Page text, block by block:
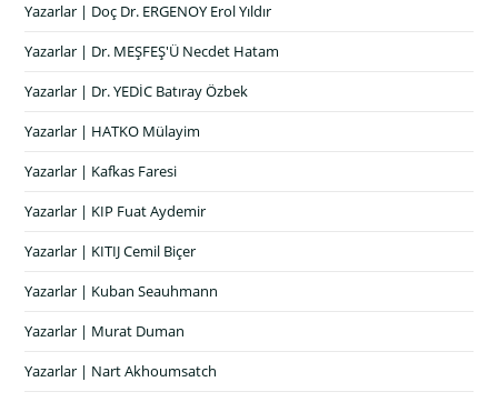
Yazarlar | Doç Dr. ERGENOY Erol Yıldır
Yazarlar | Dr. MEŞFEŞ'Ü Necdet Hatam
Yazarlar | Dr. YEDİC Batıray Özbek
Yazarlar | HATKO Mülayim
Yazarlar | Kafkas Faresi
Yazarlar | KIP Fuat Aydemir
Yazarlar | KITIJ Cemil Biçer
Yazarlar | Kuban Seauhmann
Yazarlar | Murat Duman
Yazarlar | Nart Akhoumsatch